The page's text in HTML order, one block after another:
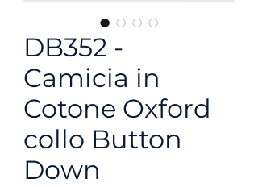
DB352 -
Camicia in
Cotone Oxford
collo Button
Down